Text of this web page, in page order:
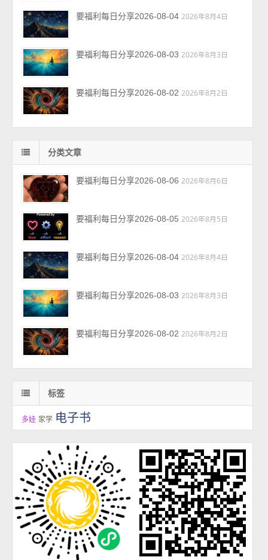
要福利每日分享2026-08-04 2026年8月4日
要福利每日分享2026-08-03 2026年8月3日
要福利每日分享2026-08-02 2026年8月2日
分类文章
要福利每日分享2026-08-06 2026年8月6日
要福利每日分享2026-08-05 2026年8月5日
要福利每日分享2026-08-04 2026年8月4日
要福利每日分享2026-08-03 2026年8月3日
要福利每日分享2026-08-02 2026年8月2日
标签
多娃 家学 电子书